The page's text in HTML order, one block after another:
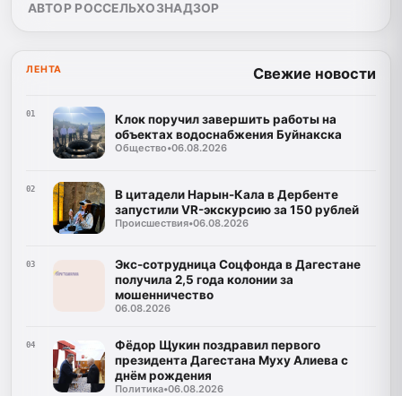
АВТОР РОССЕЛЬХОЗНАДЗОР
ЛЕНТА Свежие новости
01
Клок поручил завершить работы на
объектах водоснабжения Буйнакска
Общество•06.08.2026
02
В цитадели Нарын-Кала в Дербенте
запустили VR-экскурсию за 150 рублей
Происшествия•06.08.2026
03
Экс-сотрудница Соцфонда в Дагестане
получила 2,5 года колонии за
мошенничество
06.08.2026
04
Фёдор Щукин поздравил первого
президента Дагестана Муху Алиева с
днём рождения
Политика•06.08.2026